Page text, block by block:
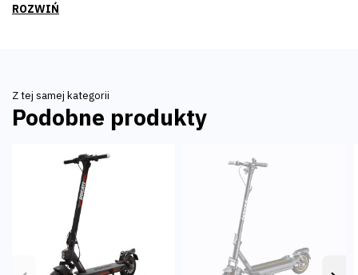
ładowaniu.
zmierzchu i przy słabym oświetleniu.
Z tej samej kategorii
Podobne produkty